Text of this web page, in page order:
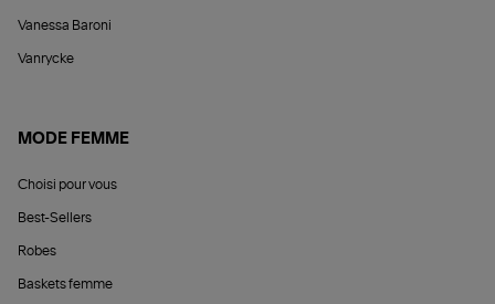
Vanessa Baroni
Vanrycke
MODE FEMME
Choisi pour vous
Best-Sellers
Robes
Baskets femme